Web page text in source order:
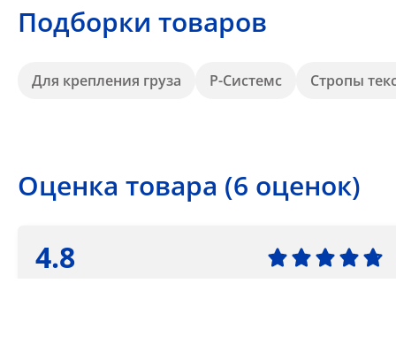
Подборки товаров
Для крепления груза Р-Системс Стропы
Оценка товара (6 оценок)
4.8